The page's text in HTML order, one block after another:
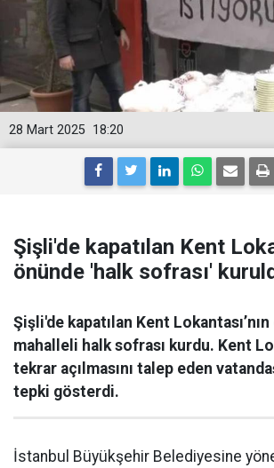
18:20
28 Mart 2025
Şişli'de kapatılan Kent
önünde 'halk sofrası'
Şişli'de kapatılan Kent
mahalleli halk sofrası kurdu. Kent
tekrar açılmasını talep eden
tepki gösterdi.
İstanbul Büyükşehir Belediyesine